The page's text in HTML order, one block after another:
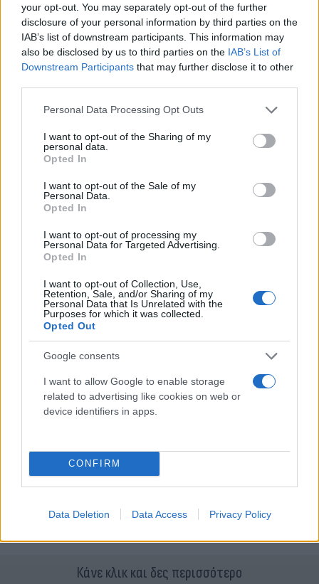
your opt-out. You may separately opt-out of the further
disclosure of your personal information by third parties on the
IAB’s list of downstream participants. This information may
also be disclosed by us to third parties on the IAB’s List of
Downstream Participants that may further disclose it to other
Please note that this website/app uses one or more Google
not limited to your visit or usage behaviour. You may click to
grant or deny consent to Google and its third-party tags to
use your data for below specified purposes in below Google
consent section.
Personal Data Processing Opt Outs
I want to opt-out of the Sharing of my
personal data.
Opted In
I want to opt-out of the Sale of my
Personal Data.
Opted In
I want to opt-out of processing my
Personal Data for Targeted Advertising.
Opted In
I want to opt-out of Collection, Use,
Retention, Sale, and/or Sharing of my
Personal Data that Is Unrelated with the
Purposes for which it was collected.
Opted Out
Google consents
I want to allow Google to enable storage
related to advertising like cookies on web or
device identifiers in apps.
CONFIRM
Data Deletion Data Access Privacy Policy
Πάντα ένιωθα την Ισπανία ως δεύτερο σπίτι μου.
Η Ισπανία ήταν καλή για εμένα και μου έδωσε αυτή
την ευκαιρία. Για αυτό πάντα θα ευγνωμονώ την
Ισπανία».
Κάνε κλικ και δες περισσότερο